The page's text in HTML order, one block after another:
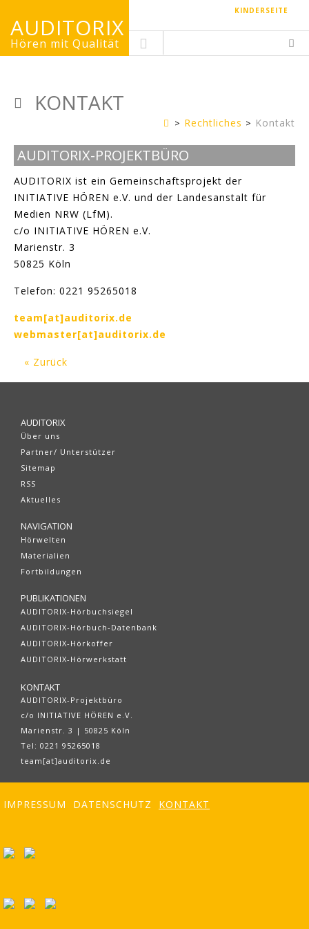
KINDERSEITE
AUDITORIX
Hören mit Qualität
KONTAKT
Erwachsenenseite
Rechtliches Kontakt
AUDITORIX-PROJEKTBÜRO
AUDITORIX ist ein Gemeinschaftsprojekt der
INITIATIVE HÖREN e.V. und der Landesanstalt für
Medien NRW (LfM).
c/o INITIATIVE HÖREN e.V.
Marienstr. 3
50825 Köln
Telefon: 0221 95265018
team[at]auditorix.de
webmaster[at]auditorix.de
« Zurück
AUDITORIX
Über uns
Partner/ Unterstützer
Sitemap
RSS
Aktuelles
NAVIGATION
Hörwelten
Materialien
Fortbildungen
PUBLIKATIONEN
AUDITORIX-Hörbuchsiegel
AUDITORIX-Hörbuch-Datenbank
AUDITORIX-Hörkoffer
AUDITORIX-Hörwerkstatt
KONTAKT
AUDITORIX-Projektbüro
c/o INITIATIVE HÖREN e.V.
Marienstr. 3 | 50825 Köln
Tel: 0221 95265018
team[at]auditorix.de
IMPRESSUM DATENSCHUTZ KONTAKT